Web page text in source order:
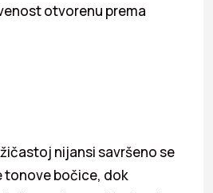
otvorenu prema
nijansi savršeno se
tonove bočice, dok